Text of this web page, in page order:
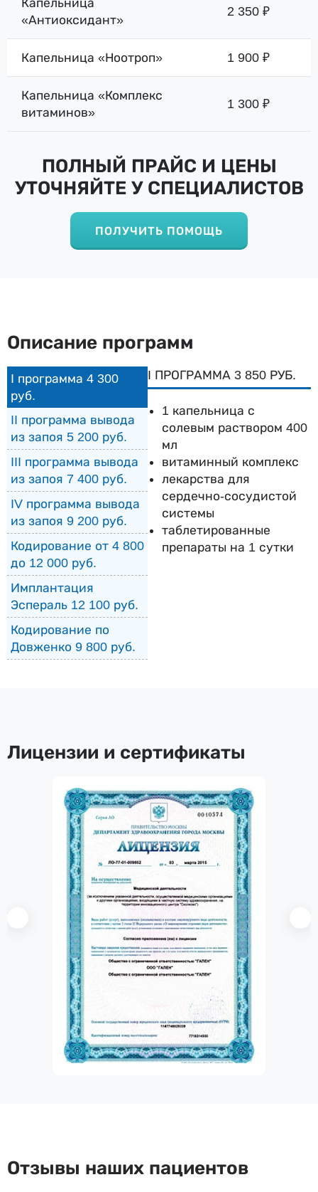
Капельница
«Антиоксидант»
2 350 ₽
Капельница «Ноотроп» 1 900 ₽
Капельница «Комплекс
витаминов»
1 300 ₽
ПОЛНЫЙ ПРАЙС И ЦЕНЫ
УТОЧНЯЙТЕ У СПЕЦИАЛИСТОВ
ПОЛУЧИТЬ ПОМОЩЬ
Описание программ
I программа 4 300
руб.
II программа вывода
из запоя 5 200 руб.
III программа вывода
из запоя 7 400 руб.
IV программа вывода
из запоя 9 200 руб.
Кодирование от 4 800
до 12 000 руб.
Имплантация
Эспераль 12 100 руб.
Кодирование по
Довженко 9 800 руб.
I ПРОГРАММА 3 850 РУБ.
1 капельница с
солевым раствором 400
мл
витаминный комплекс
лекарства для
сердечно-сосудистой
системы
таблетированные
препараты на 1 сутки
Лицензии и сертификаты
Отзывы наших пациентов